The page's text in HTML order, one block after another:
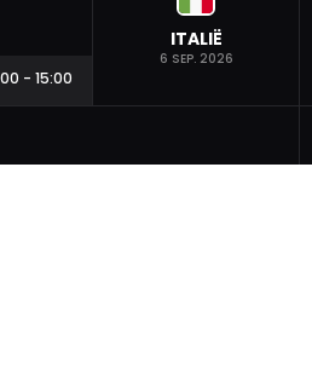
- 15:00
ITALIË
6 SEP. 2026